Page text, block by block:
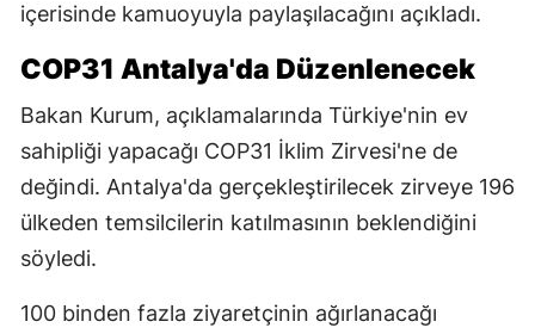
içerisinde kamuoyuyla paylaşılacağını açıkladı.
COP31 Antalya'da Düzenlenecek
Bakan Kurum, açıklamalarında Türkiye'nin ev
sahipliği yapacağı COP31 İklim Zirvesi'ne de
değindi. Antalya'da gerçekleştirilecek zirveye 196
ülkeden temsilcilerin katılmasının beklendiğini
söyledi.
100 binden fazla ziyaretçinin ağırlanacağı